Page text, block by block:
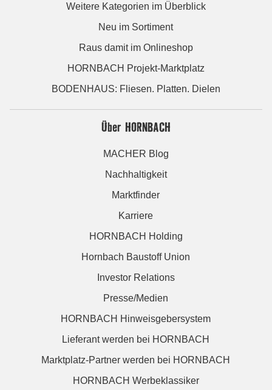
Weitere Kategorien im Überblick
Neu im Sortiment
Raus damit im Onlineshop
HORNBACH Projekt-Marktplatz
BODENHAUS: Fliesen. Platten. Dielen
Über HORNBACH
MACHER Blog
Nachhaltigkeit
Marktfinder
Karriere
HORNBACH Holding
Hornbach Baustoff Union
Investor Relations
Presse/Medien
HORNBACH Hinweisgebersystem
Lieferant werden bei HORNBACH
Marktplatz-Partner werden bei HORNBACH
HORNBACH Werbeklassiker